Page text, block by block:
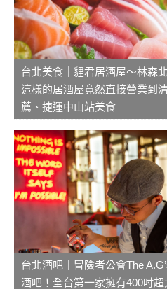
台北美食｜貍君居酒屋～林森
這樣的居酒屋竟然直接營業到
薦、捷運中山站美食
台北酒吧｜冒險者公會The
酒吧！全台第一家擁有400吋